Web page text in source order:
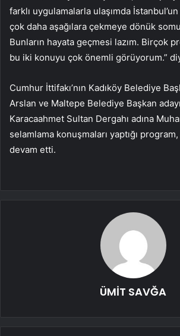
farklı uygulamalarla ulaşımda
çok daha aşağılara çekmeye dönük
Bunların hayata geçmesi lazım. Birçok
bu iki konuyu çok önemli görüyorum.”
Cumhur İttifakı’nın Kadıköy Belediye
Arslan ve Maltepe Belediye Başkan
Karacaahmet Sultan Dergahı adına
selamlama konuşmaları yaptığı
devam etti.
ÜMİT SAVĞA